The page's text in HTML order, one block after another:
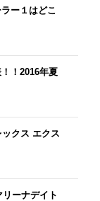
ー１はどこ
！2016年夏
クス エクス
リーナデイト